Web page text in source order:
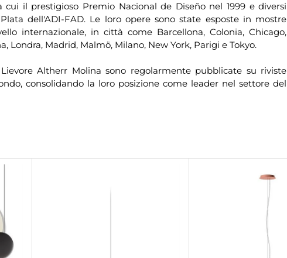
cui il prestigioso Premio Nacional de Diseño nel 1999 e diversi
dell'ADI-FAD. Le loro opere sono state esposte in mostre
internazionale, in città come Barcellona, Colonia, Chicago,
Londra, Madrid, Malmö, Milano, New York, Parigi e Tokyo.
Altherr Molina sono regolarmente pubblicate su riviste
consolidando la loro posizione come leader nel settore del